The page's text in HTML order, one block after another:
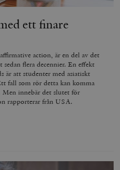
ett finare
action, är en del av det
sedan flera decennier. En effekt
är att studenter med asiatiskt
fall som rör detta kan komma
innebär det slutet för
rapporterar från USA.